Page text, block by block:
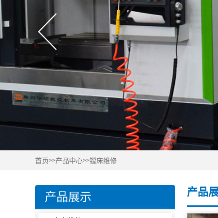
首页>>产品中心>>镗床维修
产品展示 产品